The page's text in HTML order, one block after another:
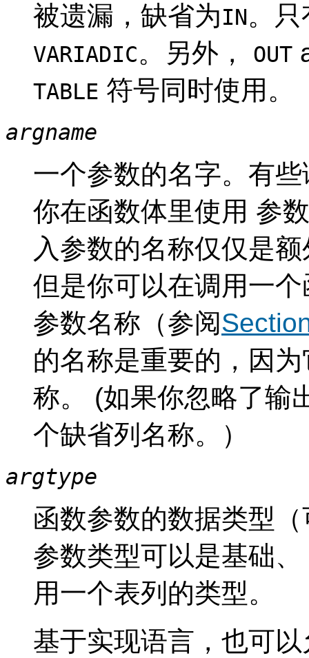
被遗漏，缺省为IN。只
VARIADIC。另外， OUT
TABLE 符号同时使用。
argname
一个参数的名字。有
你在函数体里使用 参
入参数的名称仅仅是
但是你可以在调用一
参数名称（参阅
的名称是重要的，因
称。 (如果你忽略了输
个缺省列名称。）
argtype
函数参数的数据类型
参数类型可以是基础
用一个表列的类型。
基于实现语言，也可